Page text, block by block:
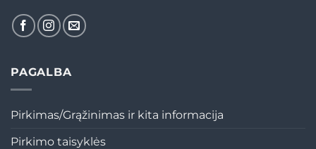
PAGALBA
Pirkimas/Grąžinimas ir kita informacija
Pirkimo taisyklės